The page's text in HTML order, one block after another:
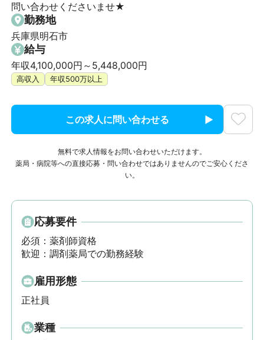
問い合わせくださいませ★
勤務地
兵庫県明石市
給与
年収4,100,000円～5,448,000円
高収入 年収500万以上
この求人に問い合わせる
無料で求人情報をお問い合わせいただけます。
薬局・病院等への直接応募・問い合わせではありませんのでご安心くださ
い。
応募要件
必須：薬剤師資格
歓迎：調剤薬局での勤務経験
雇用形態
正社員
業種